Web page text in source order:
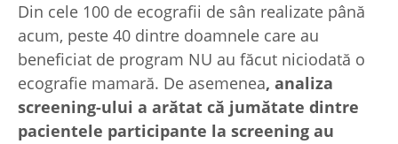
Din cele 100 de ecografii de sân realizate până
acum, peste 40 dintre doamnele care au
beneficiat de program NU au făcut niciodată o
ecografie mamară. De asemenea, analiza
screening-ului a arătat că jumătate dintre
pacientele participante la screening au